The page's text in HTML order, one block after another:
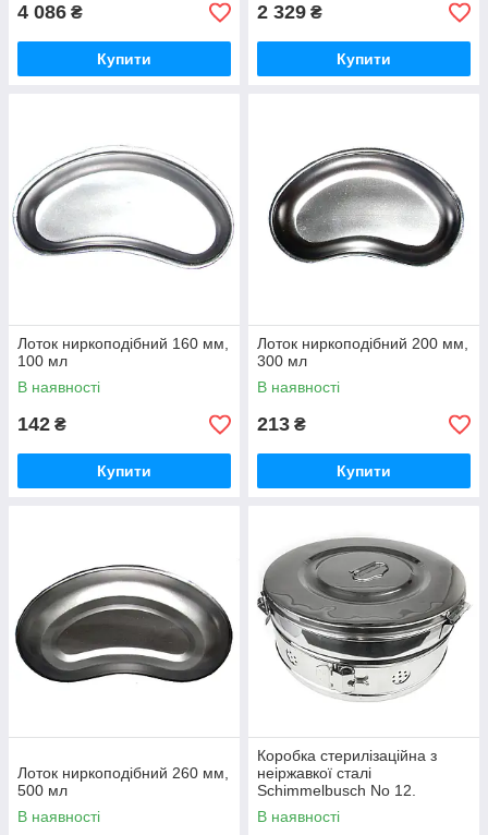
4 086 ₴
Купити
2 329 ₴
Купити
Лоток ниркоподібний 160 мм,
100 мл
В наявності
142 ₴
Купити
Лоток ниркоподібний 200 мм,
300 мл
В наявності
213 ₴
Купити
Лоток ниркоподібний 260 мм,
500 мл
В наявності
Коробка стерилізаційна з
неіржавкої сталі
Schimmelbusch No 12.
Діаметр 340 мм, висота 145
мм
В наявності